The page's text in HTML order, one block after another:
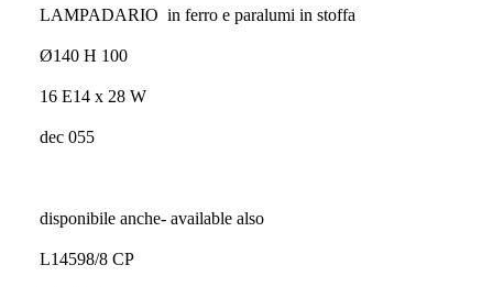
LAMPADARIO in ferro e paralumi in stoffa
Ø140 H 100
16 E14 x 28 W
dec 055
disponibile anche- available also
L14598/8 CP